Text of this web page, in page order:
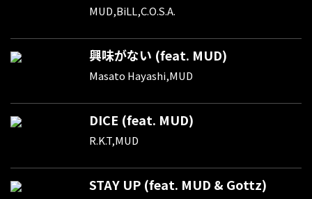
MUD,BiLL,C.O.S.A.
興味がない (feat. MUD)
Masato Hayashi,MUD
DICE (feat. MUD)
R.K.T,MUD
STAY UP (feat. MUD & Gottz)